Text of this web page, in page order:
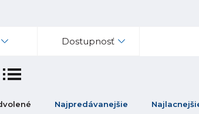
Dostupnosť
Najpredávanejšie